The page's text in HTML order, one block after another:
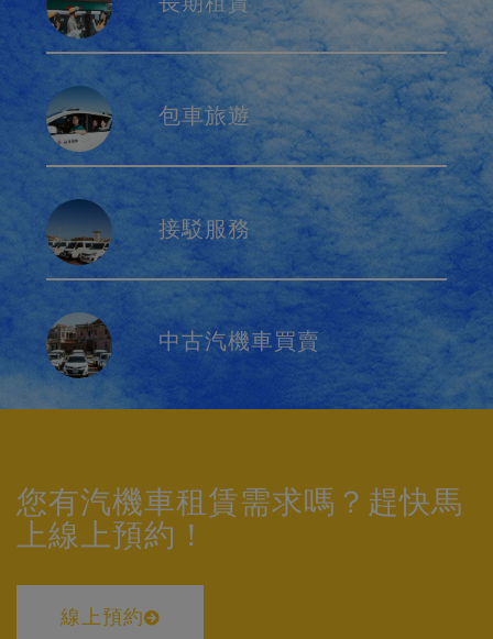
包車旅遊
接駁服務
中古汽機車買賣
您有汽機車租賃需求嗎？趕快馬
上線上預約！
線上預約